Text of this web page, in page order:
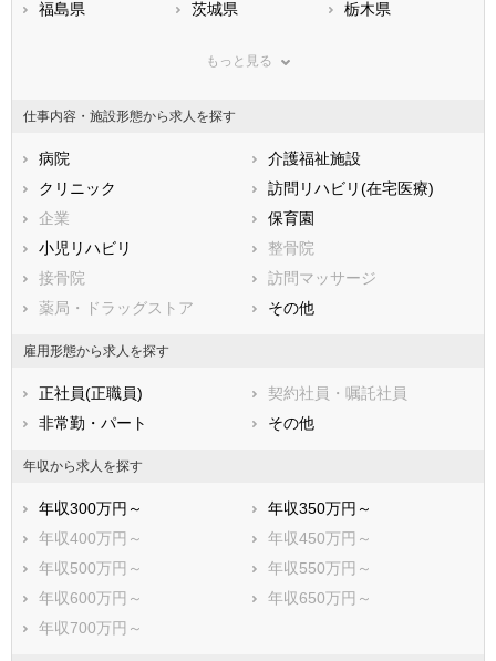
福島県
茨城県
栃木県
神奈川県
石川県
福井県
静岡県
三重県
滋賀県
大阪府
兵庫県
鳥取県
広島県
徳島県
香川県
愛媛県
鹿児島県
もっと見る
仕事内容・施設形態から求人を探す
病院
介護福祉施設
クリニック
訪問リハビリ(在宅医療)
企業
保育園
小児リハビリ
整骨院
接骨院
訪問マッサージ
薬局・ドラッグストア
その他
雇用形態から求人を探す
正社員(正職員)
契約社員・嘱託社員
非常勤・パート
その他
年収から求人を探す
年収300万円～
年収350万円～
年収400万円～
年収450万円～
年収500万円～
年収550万円～
年収600万円～
年収650万円～
年収700万円～